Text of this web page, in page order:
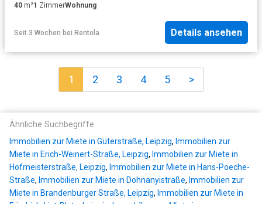
40 m²1 ZimmerWohnung
Seit 3 Wochen bei Rentola Details ansehen
1 2 3 4 5 >
Ähnliche Suchbegriffe
Immobilien zur Miete in Güterstraße, Leipzig, Immobilien zur
Miete in Erich-Weinert-Straße, Leipzig, Immobilien zur Miete in
Hofmeisterstraße, Leipzig, Immobilien zur Miete in Hans-Poeche-
Straße, Immobilien zur Miete in Dohnanyistraße, Immobilien zur
Miete in Brandenburger Straße, Leipzig, Immobilien zur Miete in